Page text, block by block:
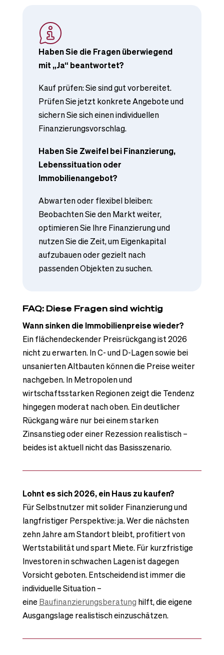
Haben Sie die Fragen überwiegend
mit „Ja“ beantwortet?
Kauf prüfen: Sie sind gut vorbereitet.
Prüfen Sie jetzt konkrete Angebote und
sichern Sie sich einen individuellen
Finanzierungsvorschlag.
Haben Sie Zweifel bei Finanzierung,
Lebenssituation oder
Immobilienangebot?
Abwarten oder flexibel bleiben:
Beobachten Sie den Markt weiter,
optimieren Sie Ihre Finanzierung und
nutzen Sie die Zeit, um Eigenkapital
aufzubauen oder gezielt nach
passenden Objekten zu suchen.
FAQ: Diese Fragen sind wichtig
Wann sinken die Immobilienpreise wieder?
Ein flächendeckender Preisrückgang ist 2026
nicht zu erwarten. In C- und D-Lagen sowie bei
unsanierten Altbauten können die Preise weiter
nachgeben. In Metropolen und
wirtschaftsstarken Regionen zeigt die Tendenz
hingegen moderat nach oben. Ein deutlicher
Rückgang wäre nur bei einem starken
Zinsanstieg oder einer Rezession realistisch –
beides ist aktuell nicht das Basisszenario.
Lohnt es sich 2026, ein Haus zu kaufen?
Für Selbstnutzer mit solider Finanzierung und
langfristiger Perspektive: ja. Wer die nächsten
zehn Jahre am Standort bleibt, profitiert von
Wertstabilität und spart Miete. Für kurzfristige
Investoren in schwachen Lagen ist dagegen
Vorsicht geboten. Entscheidend ist immer die
individuelle Situation –
eine Baufinanzierungsberatung hilft, die eigene
Ausgangslage realistisch einzuschätzen.